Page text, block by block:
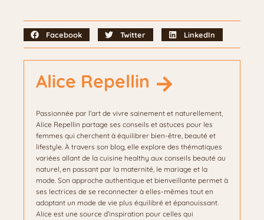
Facebook Twitter LinkedIn
Alice Repellin
Passionnée par l’art de vivre sainement et naturellement,
Alice Repellin partage ses conseils et astuces pour les
femmes qui cherchent à équilibrer bien-être, beauté et
lifestyle. À travers son blog, elle explore des thématiques
variées allant de la cuisine healthy aux conseils beauté au
naturel, en passant par la maternité, le mariage et la
mode. Son approche authentique et bienveillante permet à
ses lectrices de se reconnecter à elles-mêmes tout en
adoptant un mode de vie plus équilibré et épanouissant.
Alice est une source d’inspiration pour celles qui